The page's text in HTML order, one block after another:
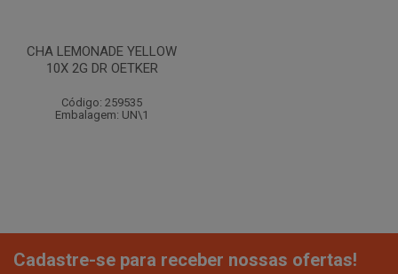
CHA LEMONADE YELLOW
10X 2G DR OETKER
Código: 259535
Embalagem: UN\1
Cadastre-se para receber nossas ofertas!